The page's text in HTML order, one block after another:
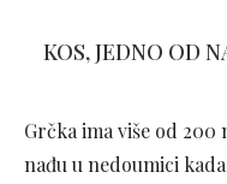
KOS, JEDNO OD
Grčka ima više od
nađu u nedoumici